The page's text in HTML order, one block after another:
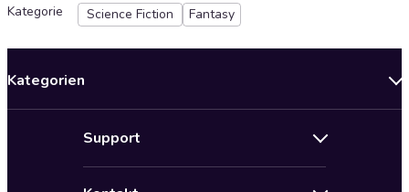
Kategorie
Science Fiction Fantasy
Kategorien
Support